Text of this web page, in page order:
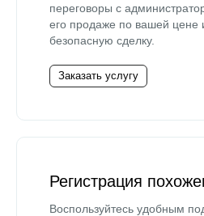
переговоры с
его продаже по вашей цене
безопасную сделку.
Заказать услугу
Регистрация
Воспользуйтесь удобным